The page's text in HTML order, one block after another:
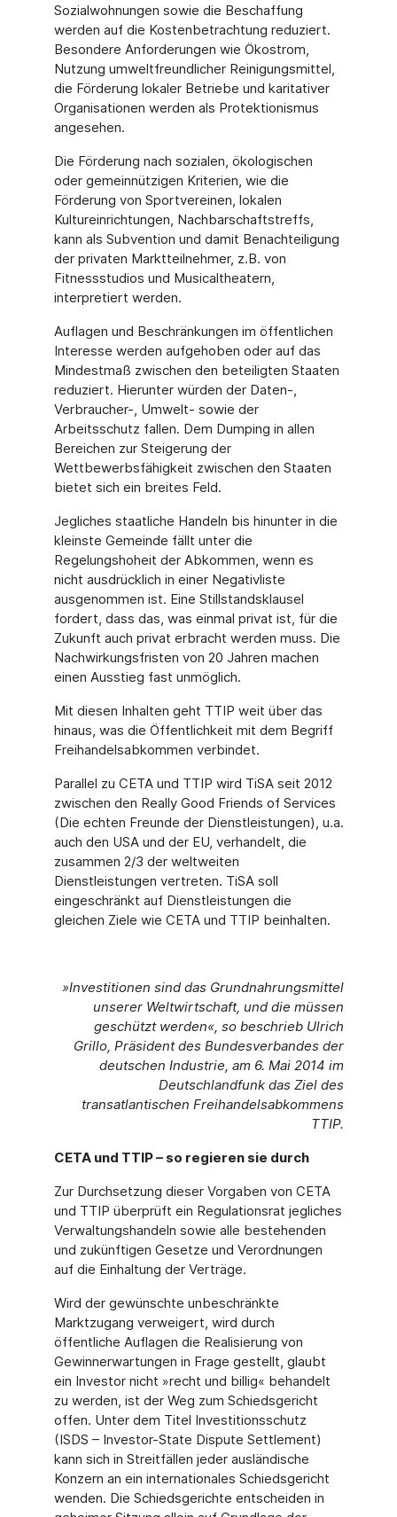
Sozialwohnungen sowie die Beschaffung
werden auf die Kostenbetrachtung reduziert.
Besondere Anforderungen wie Ökostrom,
Nutzung umweltfreundlicher Reinigungsmittel,
die Förderung lokaler Betriebe und karitativer
Organisationen werden als Protektionismus
angesehen.
Die Förderung nach sozialen, ökologischen
oder gemeinnützigen Kriterien, wie die
Förderung von Sportvereinen, lokalen
Kultureinrichtungen, Nachbarschaftstreffs,
kann als Subvention und damit Benachteiligung
der privaten Marktteilnehmer, z.B. von
Fitnessstudios und Musicaltheatern,
interpretiert werden.
Auflagen und Beschränkungen im öffentlichen
Interesse werden aufgehoben oder auf das
Mindestmaß zwischen den beteiligten Staaten
reduziert. Hierunter würden der Daten-,
Verbraucher-, Umwelt- sowie der
Arbeitsschutz fallen. Dem Dumping in allen
Bereichen zur Steigerung der
Wettbewerbsfähigkeit zwischen den Staaten
bietet sich ein breites Feld.
Jegliches staatliche Handeln bis hinunter in die
kleinste Gemeinde fällt unter die
Regelungshoheit der Abkommen, wenn es
nicht ausdrücklich in einer Negativliste
ausgenommen ist. Eine Stillstandsklausel
fordert, dass das, was einmal privat ist, für die
Zukunft auch privat erbracht werden muss. Die
Nachwirkungsfristen von 20 Jahren machen
einen Ausstieg fast unmöglich.
Mit diesen Inhalten geht TTIP weit über das
hinaus, was die Öffentlichkeit mit dem Begriff
Freihandelsabkommen verbindet.
Parallel zu CETA und TTIP wird TiSA seit 2012
zwischen den Really Good Friends of Services
(Die echten Freunde der Dienstleistungen), u.a.
auch den USA und der EU, verhandelt, die
zusammen 2/3 der weltweiten
Dienstleistungen vertreten. TiSA soll
eingeschränkt auf Dienstleistungen die
gleichen Ziele wie CETA und TTIP beinhalten.
»Investitionen sind das Grundnahrungsmittel
unserer Weltwirtschaft, und die müssen
geschützt werden«, so beschrieb Ulrich
Grillo, Präsident des Bundesverbandes der
deutschen Industrie, am 6. Mai 2014 im
Deutschlandfunk das Ziel des
transatlantischen Freihandelsabkommens
TTIP.
CETA und TTIP – so regieren sie durch
Zur Durchsetzung dieser Vorgaben von CETA
und TTIP überprüft ein Regulationsrat jegliches
Verwaltungshandeln sowie alle bestehenden
und zukünftigen Gesetze und Verordnungen
auf die Einhaltung der Verträge.
Wird der gewünschte unbeschränkte
Marktzugang verweigert, wird durch
öffentliche Auflagen die Realisierung von
Gewinnerwartungen in Frage gestellt, glaubt
ein Investor nicht »recht und billig« behandelt
zu werden, ist der Weg zum Schiedsgericht
offen. Unter dem Titel Investitionsschutz
(ISDS – Investor-State Dispute Settlement)
kann sich in Streitfällen jeder ausländische
Konzern an ein internationales Schiedsgericht
wenden. Die Schiedsgerichte entscheiden in